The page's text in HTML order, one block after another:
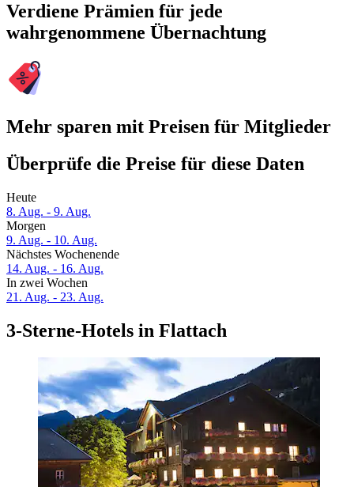
Verdiene Prämien für jede
wahrgenommene Übernachtung
Mehr sparen mit Preisen für Mitglieder
Überprüfe die Preise für diese Daten
Heute
8. Aug. - 9. Aug.
Morgen
9. Aug. - 10. Aug.
Nächstes Wochenende
14. Aug. - 16. Aug.
In zwei Wochen
21. Aug. - 23. Aug.
3-Sterne-Hotels in Flattach